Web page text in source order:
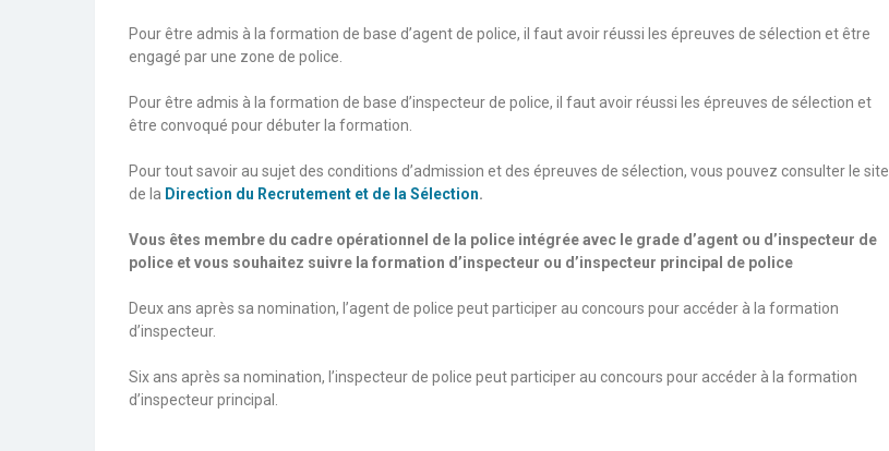
Pour être admis à la formation de base d’agent de police, il faut avoir réussi les épreuves de sélection et être
engagé par une zone de police.
Pour être admis à la formation de base d’inspecteur de police, il faut avoir réussi les épreuves de sélection et
être convoqué pour débuter la formation.
Pour tout savoir au sujet des conditions d’admission et des épreuves de sélection, vous pouvez consulter le site
de la Direction du Recrutement et de la Sélection.
Vous êtes membre du cadre opérationnel de la police intégrée avec le grade d’agent ou d’inspecteur de
police et vous souhaitez suivre la formation d’inspecteur ou d’inspecteur principal de police
Deux ans après sa nomination, l’agent de police peut participer au concours pour accéder à la formation
d’inspecteur.
Six ans après sa nomination, l’inspecteur de police peut participer au concours pour accéder à la formation
d’inspecteur principal.